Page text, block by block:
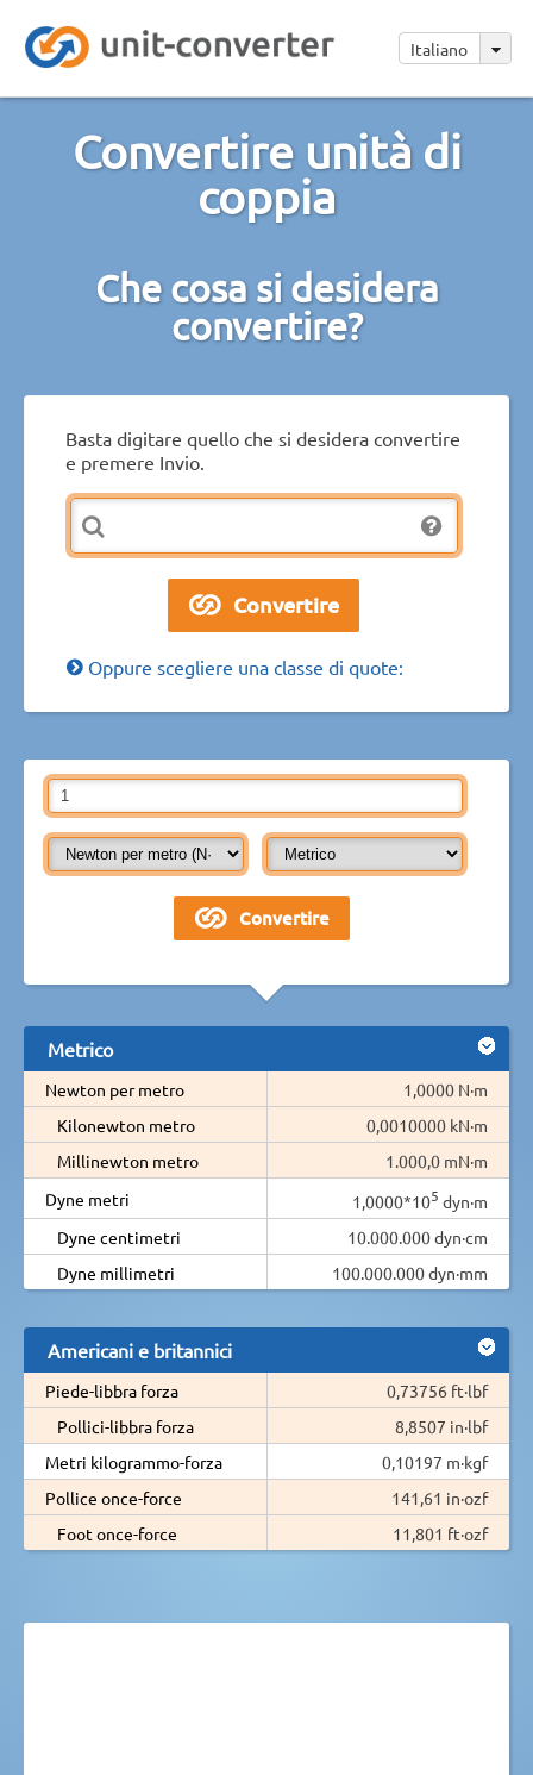
Italiano
Convertire unità di
coppia
Che cosa si desidera
convertire?
Basta digitare quello che si desidera convertire
e premere Invio.
Oppure scegliere una classe di quote:
Metrico
Newton per metro
1,0000 N·m
Kilonewton metro
0,0010000 kN·m
Millinewton metro
1.000,0 mN·m
Dyne metri
1,0000*105 dyn·m
Dyne centimetri
10.000.000 dyn·cm
Dyne millimetri
100.000.000 dyn·mm
Americani e britannici
Piede-libbra forza
0,73756 ft·lbf
Pollici-libbra forza
8,8507 in·lbf
Metri kilogrammo-forza
0,10197 m·kgf
Pollice once-force
141,61 in·ozf
Foot once-force
11,801 ft·ozf